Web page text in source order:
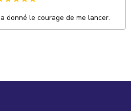
donné le courage de me lancer.